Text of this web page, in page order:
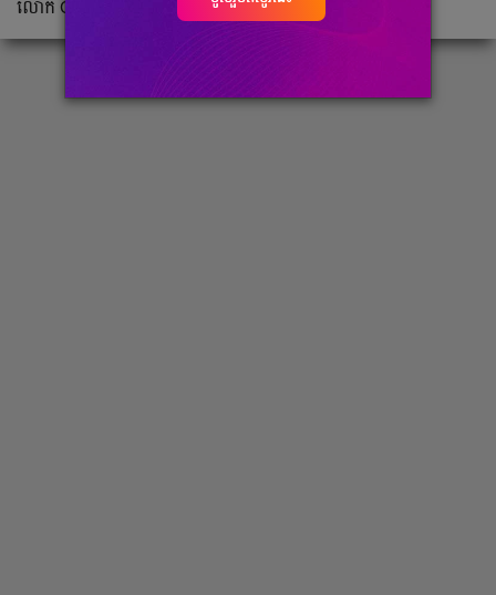
លោក​ Carlo Ancelotti។